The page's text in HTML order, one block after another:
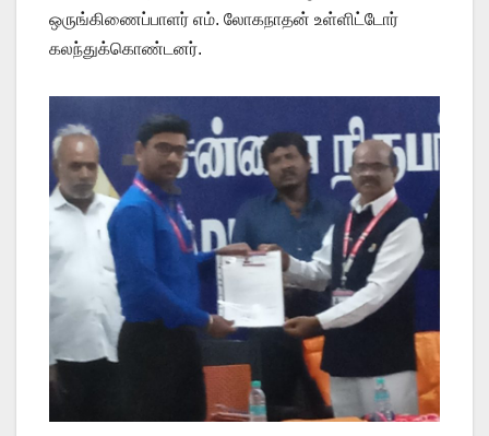
ஒருங்கிணைப்பாளர் எம். லோகநாதன் உள்ளிட்டோர்
கலந்துக்கொண்டனர்.